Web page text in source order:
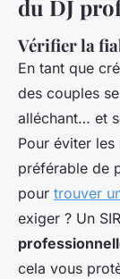
du DJ
Vérifier la
En tant que
des couples
alléchant… et
Pour éviter
préférable de
pour trouver
exiger ? Un
cela vous